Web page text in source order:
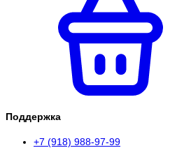
Поддержка
+7 (918) 988-97-99